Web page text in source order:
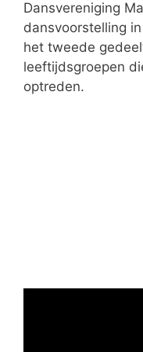
n
Dansvereniging
dansvoorstelling
het tweede
leeftijdsgroepen
optreden.